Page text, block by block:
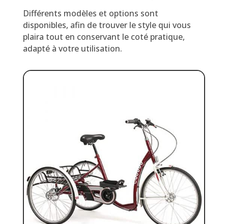
Différents modèles et options sont
disponibles, afin de trouver le style qui vous
plaira tout en conservant le coté pratique,
adapté à votre utilisation.